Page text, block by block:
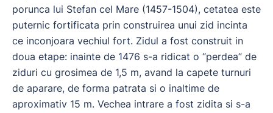
porunca lui Stefan cel Mare (1457-1504), cetatea este
puternic fortificata prin construirea unui zid incinta
ce inconjoara vechiul fort. Zidul a fost construit in
doua etape: inainte de 1476 s-a ridicat o “perdea” de
ziduri cu grosimea de 1,5 m, avand la capete turnuri
de aparare, de forma patrata si o inaltime de
aproximativ 15 m. Vechea intrare a fost zidita si s-a